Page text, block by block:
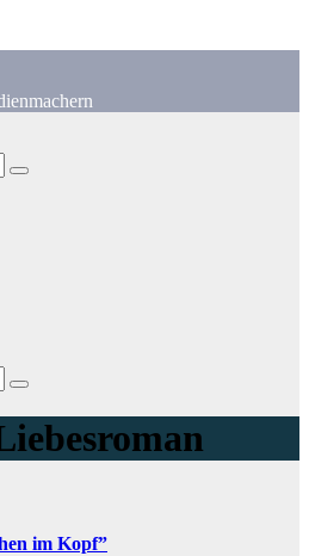
im Kopf”